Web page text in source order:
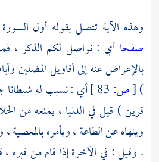
وهذه الآية تتصل بقوله أول
صفحا أي : نواصل لكم الذكر ،
بالإعراض عنه إلى أقاويل المضلين
)
[ص:
أي : نسبب له شيطانا
قرين ) قيل في الدنيا ، يمنعه من
وينهاه عن الطاعة ، ويأمره
. وقيل : في الآخرة إذا قام من قبره ،